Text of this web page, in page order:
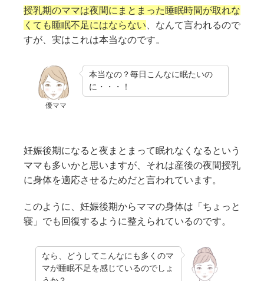
授乳期のママは夜間にまとまった睡眠時間が取れな
くても睡眠不足にはならない 、なんて言われるので
すが、実はこれは本当なのです。
優ママ
本当なの？毎日こんなに眠たいの
に・・・！
妊娠後期になると夜まとまって眠れなくなるという
ママも多いかと思いますが、それは産後の夜間授乳
に身体を適応させるためだと言われています。
このように、妊娠後期からママの身体は「ちょっと
寝」でも回復するように整えられているのです。
なら、どうしてこんなにも多くのマ
マが睡眠不足を感じているのでしょ